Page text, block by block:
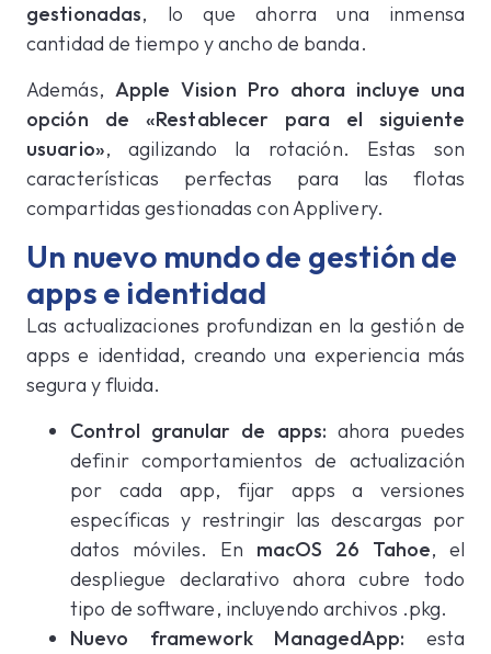
gestionadas, lo que ahorra una inmensa
cantidad de tiempo y ancho de banda.
Además, Apple Vision Pro ahora incluye una
opción de
«Restablecer para el siguiente
usuario», agilizando la rotación. Estas son
características perfectas para las flotas
compartidas gestionadas con Applivery.
Un nuevo mundo de gestión de
apps e identidad
Las actualizaciones profundizan en la gestión de
apps e identidad, creando una experiencia más
segura y fluida.
Control granular de apps: ahora puedes
definir comportamientos de actualización
por cada app, fijar apps a versiones
específicas y restringir las descargas por
datos móviles. En macOS 26 Tahoe, el
despliegue declarativo ahora cubre todo
tipo de software, incluyendo archivos .pkg.
Nuevo framework ManagedApp: esta